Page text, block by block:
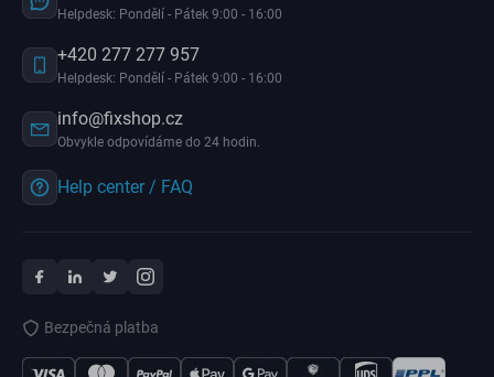
Helpdesk: Pondělí - Pátek 9:00 - 16:00
+420 277 277 957
Helpdesk: Pondělí - Pátek 9:00 - 16:00
info@fixshop.cz
Obvykle odpovídáme do 24 hodin.
Help center / FAQ
Bezpečná platba